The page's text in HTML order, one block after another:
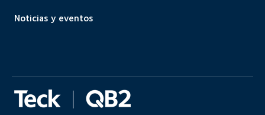
Noticias y eventos